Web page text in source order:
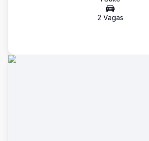
2 Vagas